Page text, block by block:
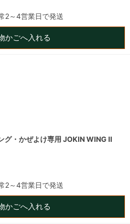
2～4営業日で発送
かごへ入れる
グ・かぜよけ専用 JOKIN WING II
2～4営業日で発送
かごへ入れる